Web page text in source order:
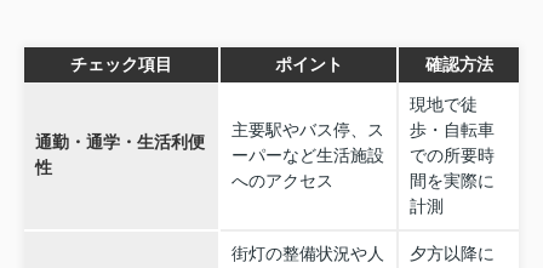
チェック項目 ポイント 確認方法
通勤・通学・生活利便
性
主要駅やバス停、ス
ーパーなど生活施設
へのアクセス
現地で徒
歩・自転車
での所要時
間を実際に
計測
街灯の整備状況や人
夕方以降に